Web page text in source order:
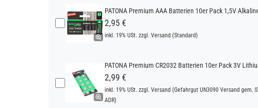
PATONA Premium AAA Batterien 10er Pack 1,5V
2,95 €
inkl. 19% USt. zzgl. Versand (Standard)
PATONA Premium CR2032 Batterien 10er Pack 3V
2,99 €
inkl. 19% USt. zzgl. Versand (Gefahrgut UN3090 Versand gem.
ADR)